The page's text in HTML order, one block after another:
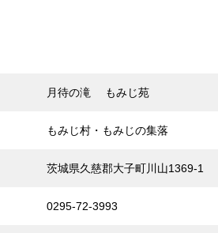
月待の滝 もみじ苑
もみじ村・もみじの集落
茨城県久慈郡大子町川山1369-1
0295-72-3993